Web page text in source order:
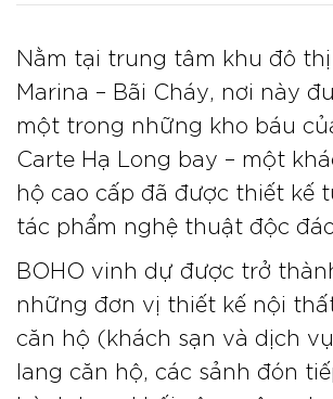
Nằm tại trung tâm khu đô thị
Marina – Bãi Cháy, nơi này
một trong những kho báu
Carte Hạ Long bay – một
hộ cao cấp đã được thiết kế
tác phẩm nghệ thuật độc
BOHO vinh dự được trở
những đơn vị thiết kế nội
căn hộ (khách sạn và dịch
lang căn hộ, các sảnh đón